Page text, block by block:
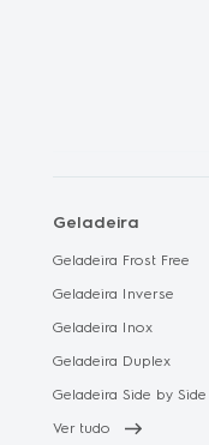
Geladeira
Geladeira Frost Free
Geladeira Inverse
Geladeira Inox
Geladeira Duplex
Geladeira Side by Side
Ver tudo